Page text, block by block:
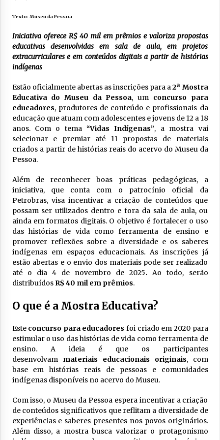
Texto: Museu da Pessoa
Iniciativa oferece R$ 40 mil em prêmios e valoriza propostas
educativas desenvolvidas em sala de aula, em projetos
extracurriculares e em conteúdos digitais a partir de histórias
indígenas
Estão oficialmente abertas as inscrições para a2ª Mostra
Educativa do Museu da Pessoa, um concurso para
educadores, produtores de conteúdo e profissionais da
educação que atuam com adolescentes e jovens de 12 a 18
anos. Com o tema “Vidas Indígenas”, a mostra vai
selecionar e premiar até 11 propostas de materiais
criados a partir de histórias reais do acervo do Museu da
Pessoa.
Além de reconhecer boas práticas pedagógicas, a
iniciativa, que conta com o patrocínio oficial da
Petrobras, visa incentivar a criação de conteúdos que
possam ser utilizados dentro e fora da sala de aula, ou
ainda em formatos digitais. O objetivo é fortalecer o uso
das histórias de vida como ferramenta de ensino e
promover reflexões sobre a diversidade e os saberes
indígenas em espaços educacionais. As inscrições já
estão abertas e o envio dos materiais pode ser realizado
até o dia 4 de novembro de 2025. Ao todo, serão
distribuídos R$ 40 mil em prêmios.
O que é a Mostra Educativa?
Este concurso para educadores foi criado em 2020 para
estimular o uso das histórias de vida como ferramenta de
ensino. A ideia é que os participantes
desenvolvam materiais educacionais originais, com
base em histórias reais de pessoas e comunidades
indígenas disponíveis no acervo do Museu.
Com isso, o Museu da Pessoa espera incentivar a criação
de conteúdos significativos que reflitam a diversidade de
experiências e saberes presentes nos povos originários.
Além disso, a mostra busca valorizar o protagonismo